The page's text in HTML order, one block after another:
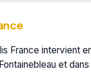
France intervient
et